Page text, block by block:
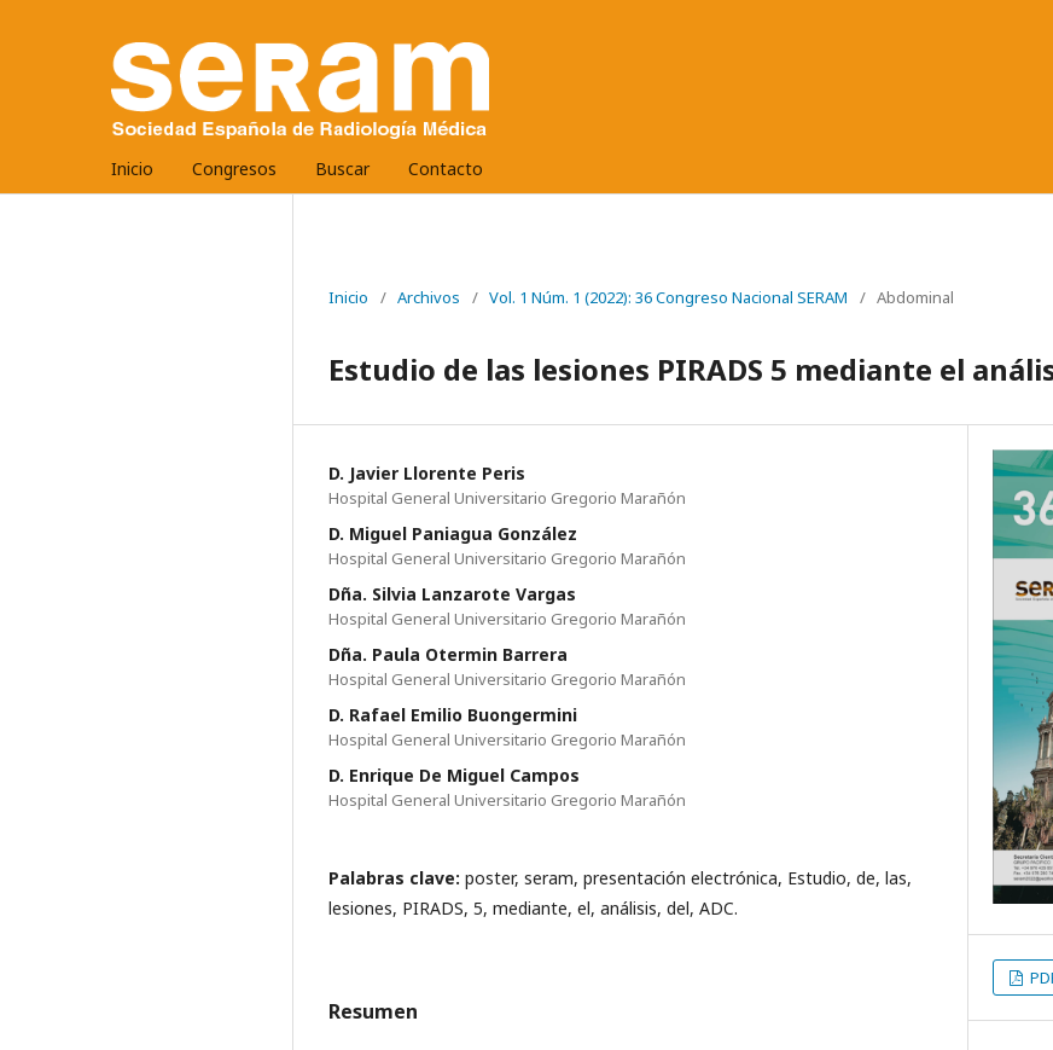
Inicio Congresos Buscar Contacto
Inicio / Archivos / Vol. 1 Núm. 1 (2022): 36 Congreso Nacional SERAM / Abdominal
Estudio de las lesiones PIRADS 5 mediante el
D. Javier Llorente Peris
Hospital General Universitario Gregorio Marañón
D. Miguel Paniagua González
Hospital General Universitario Gregorio Marañón
Dña. Silvia Lanzarote Vargas
Hospital General Universitario Gregorio Marañón
Dña. Paula Otermin Barrera
Hospital General Universitario Gregorio Marañón
D. Rafael Emilio Buongermini
Hospital General Universitario Gregorio Marañón
D. Enrique De Miguel Campos
Hospital General Universitario Gregorio Marañón
Palabras clave: poster, seram, presentación electrónica, Estudio, de, las,
lesiones, PIRADS, 5, mediante, el, análisis, del, ADC.
Resumen